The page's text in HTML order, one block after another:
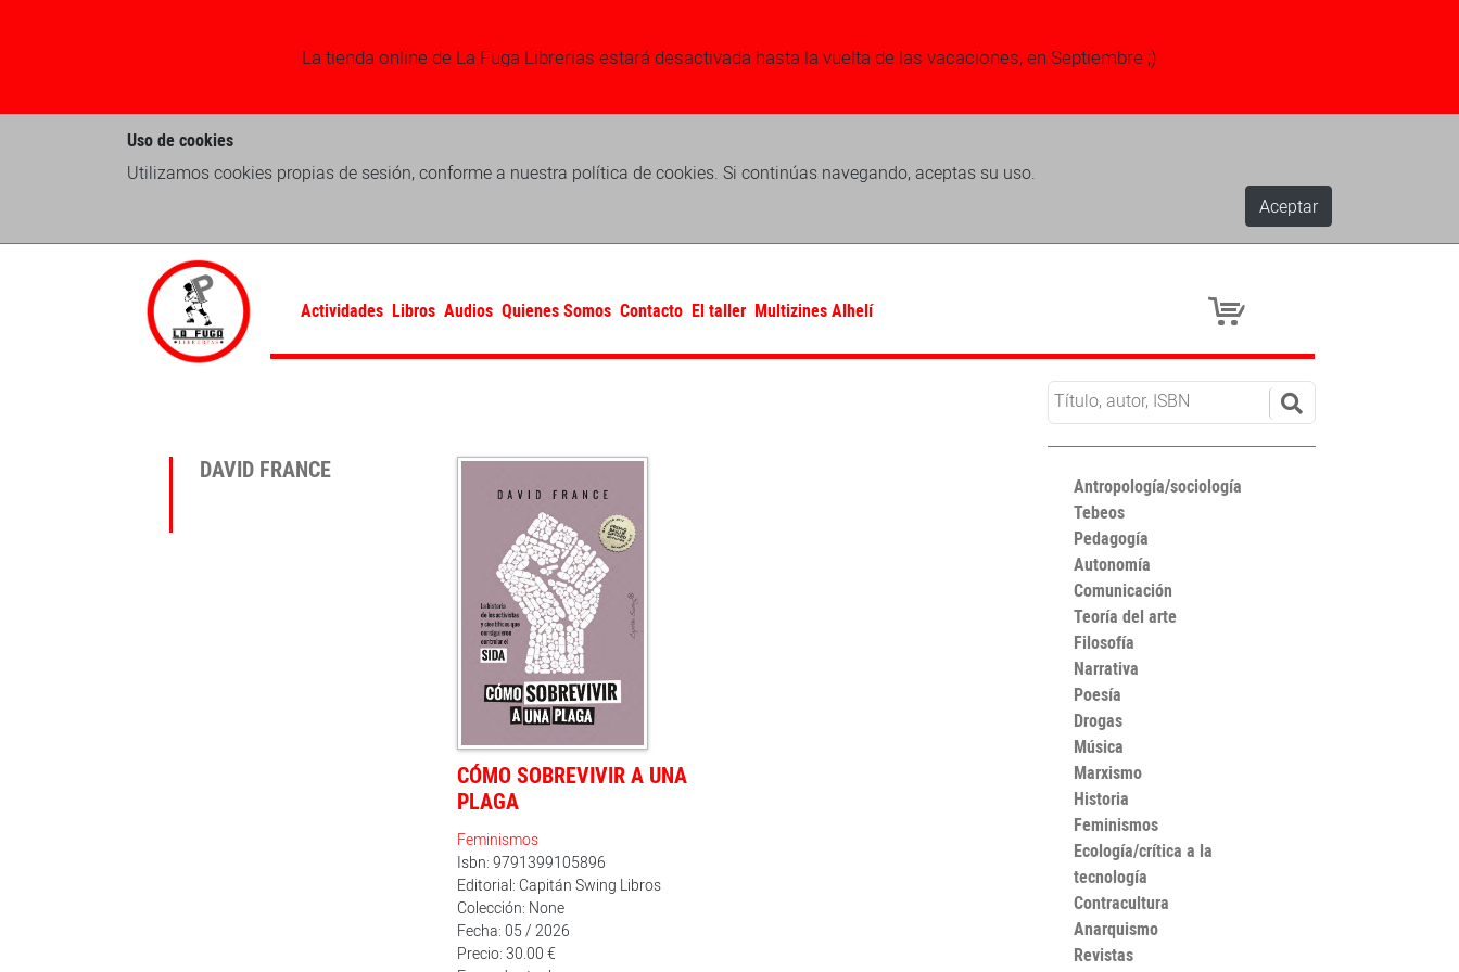
La tienda online de La Fuga Librerias estará desactivada hasta la vuelta de las vacaciones, en Septiembre ;)
Uso de cookies
Utilizamos cookies propias de sesión, conforme a nuestra política de cookies. Si continúas navegando, aceptas su uso.
Aceptar
Actividades Libros Audios Quienes Somos Contacto El taller Multizines Alhelí
DAVID FRANCE
CÓMO SOBREVIVIR A UNA
PLAGA
Feminismos
Isbn: 9791399105896
Editorial: Capitán Swing Libros
Colección: None
Fecha: 05 / 2026
Precio: 30.00 €
Antropología/sociología
Tebeos
Pedagogía
Autonomía
Comunicación
Teoría del arte
Filosofía
Narrativa
Poesía
Drogas
Música
Marxismo
Historia
Feminismos
Ecología/crítica a la
tecnología
Contracultura
Anarquismo
Revistas